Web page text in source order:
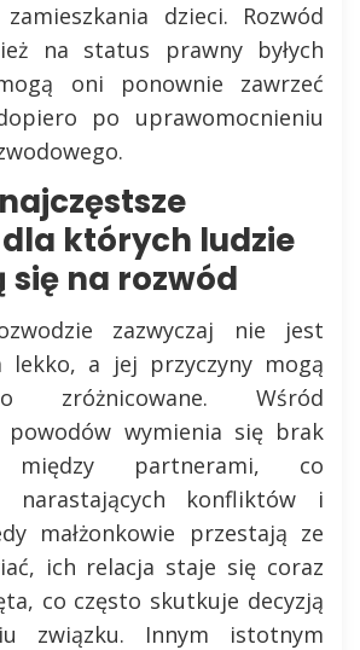
dzieci. Rozwód
na status prawny byłych
oni ponownie zawrzeć
po uprawomocnieniu
których ludzie
się na rozwód
zazwyczaj nie jest
lekko, a jej przyczyny mogą
zróżnicowane. Wśród
powodów wymienia się brak
między partnerami, co
narastających konfliktów i
małżonkowie przestają ze
ich relacja staje się coraz
co często skutkuje decyzją
związku. Innym istotnym